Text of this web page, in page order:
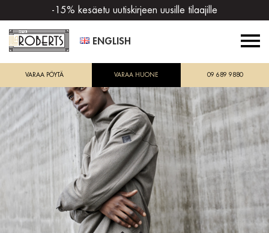
-15% kesäetu uutiskirjeen uusille tilaajille
ENGLISH
VARAA PÖYTÄ VARAA HUONE 09 689 9880